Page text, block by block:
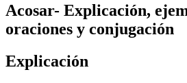
Acosar- Explicación,
oraciones y conjugación
Explicación